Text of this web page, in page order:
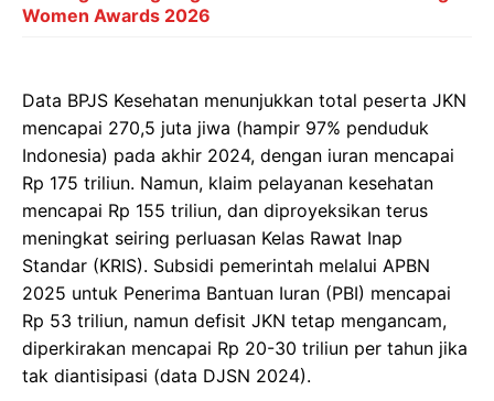
Women Awards 2026
Data BPJS Kesehatan menunjukkan total peserta JKN
mencapai 270,5 juta jiwa (hampir 97% penduduk
Indonesia) pada akhir 2024, dengan iuran mencapai
Rp 175 triliun. Namun, klaim pelayanan kesehatan
mencapai Rp 155 triliun, dan diproyeksikan terus
meningkat seiring perluasan Kelas Rawat Inap
Standar (KRIS). Subsidi pemerintah melalui APBN
2025 untuk Penerima Bantuan Iuran (PBI) mencapai
Rp 53 triliun, namun defisit JKN tetap mengancam,
diperkirakan mencapai Rp 20-30 triliun per tahun jika
tak diantisipasi (data DJSN 2024).